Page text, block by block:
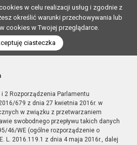
w celu realizacji usług i zgodnie z
określić warunki przechowywania lub
cookies w Twojej przeglądarce.
ciasteczka
2 Rozporządzenia Parlamentu
679 z dnia 27 kwietnia 2016r. w
w związku z przetwarzaniem
swobodnego przepływu takich danych
46/WE (ogólne rozporządzenie o
L. 2016.119.1 z dnia 4 maja 2016r., dalej